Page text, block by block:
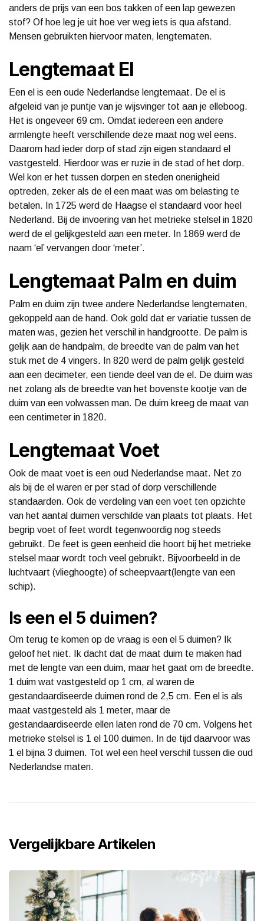
anders de prijs van een bos takken of een lap gewezen
stof? Of hoe leg je uit hoe ver weg iets is qua afstand.
Mensen gebruikten hiervoor maten, lengtematen.
Lengtemaat El
Een el is een oude Nederlandse lengtemaat. De el is
afgeleid van je puntje van je wijsvinger tot aan je elleboog.
Het is ongeveer 69 cm. Omdat iedereen een andere
armlengte heeft verschillende deze maat nog wel eens.
Daarom had ieder dorp of stad zijn eigen standaard el
vastgesteld. Hierdoor was er ruzie in de stad of het dorp.
Wel kon er het tussen dorpen en steden onenigheid
optreden, zeker als de el een maat was om belasting te
betalen. In 1725 werd de Haagse el standaard voor heel
Nederland. Bij de invoering van het metrieke stelsel in 1820
werd de el gelijkgesteld aan een meter. In 1869 werd de
naam ‘el’ vervangen door ‘meter’.
Lengtemaat Palm en duim
Palm en duim zijn twee andere Nederlandse lengtematen,
gekoppeld aan de hand. Ook gold dat er variatie tussen de
maten was, gezien het verschil in handgrootte. De palm is
gelijk aan de handpalm, de breedte van de palm van het
stuk met de 4 vingers. In 820 werd de palm gelijk gesteld
aan een decimeter, een tiende deel van de el. De duim was
net zolang als de breedte van het bovenste kootje van de
duim van een volwassen man. De duim kreeg de maat van
een centimeter in 1820.
Lengtemaat Voet
Ook de maat voet is een oud Nederlandse maat. Net zo
als bij de el waren er per stad of dorp verschillende
standaarden. Ook de verdeling van een voet ten opzichte
van het aantal duimen verschilde van plaats tot plaats. Het
begrip voet of feet wordt tegenwoordig nog steeds
gebruikt. De feet is geen eenheid die hoort bij het metrieke
stelsel maar wordt toch veel gebruikt. Bijvoorbeeld in de
luchtvaart (vlieghoogte) of scheepvaart(lengte van een
schip).
Is een el 5 duimen?
Om terug te komen op de vraag is een el 5 duimen? Ik
geloof het niet. Ik dacht dat de maat duim te maken had
met de lengte van een duim, maar het gaat om de breedte.
1 duim wat vastgesteld op 1 cm, al waren de
gestandaardiseerde duimen rond de 2,5 cm. Een el is als
maat vastgesteld als 1 meter, maar de
gestandaardiseerde ellen laten rond de 70 cm. Volgens het
metrieke stelsel is 1 el 100 duimen. In de tijd daarvoor was
1 el bijna 3 duimen. Tot wel een heel verschil tussen die oud
Nederlandse maten.
Vergelijkbare Artikelen